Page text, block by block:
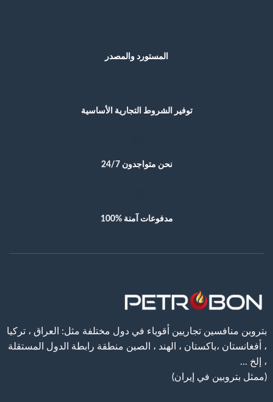
ﺍﻟﻤﺴﺘﻮﺭﺩ ﻭﺍﻟﻤﺼﺪﺭ
ﺗﻮﻓﻴﺮ ﺍﻟﺸﺮﻭﻁ ﺍﻟﺘﺠﺎﺭﻳﺔ ﺍﻷﺳﺎﺳﻴﺔ
ﻧﺤﻦ ﻣﺘﻮﺍﺟﺪﻭﻥ 24/7
ﻣﺪﻓﻮﻋﺎﺕ ﺁﻣﻨﺔ %100
ﺑﺘﺮﻭﺑﻦ ﻣﻨﺎﻓﺴﻴﻦ ﺗﺠﺎﺭﻳﻴﻦ ﺃﻗﻮﻳﺎﺀ ﻓﻲ ﺩﻭﻝ ﻣﺨﺘﻠﻔﺔ ﻣﺜﻞ: ﺍﻟﻌﺮﺍﻕ ، ﺗﺮﻛﻴﺎ
، ﺃﻓﻐﺎﻧﺴﺘﺎﻥ ،باكستان ، الهند ، الصين ﻣﻨﻄﻘﺔ ﺭﺍﺑﻄﺔ ﺍﻟﺪﻭﻝ ﺍﻟﻤﺴﺘﻘﻠﺔ
، ﺇﻟﺦ ...
(ممثل بتروبين في إيران)